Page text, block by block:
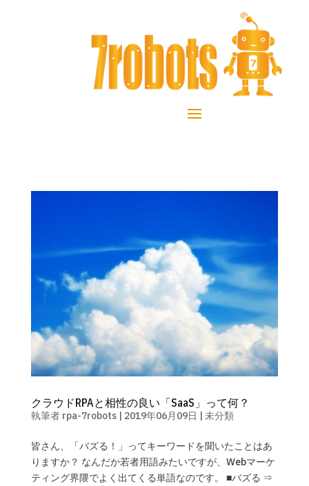
クラウドRPAと相性の良い「SaaS」って何？
執筆者 rpa-7robots| 2019年06月09日 | 未分類
皆さん、「バズる！」ってキーワードを聞いたことはあ
りますか？ なんだか若者用語みたいですが、Webマーケ
ティング界隈でよく出てくる単語なのです。 ■バズる ⇒